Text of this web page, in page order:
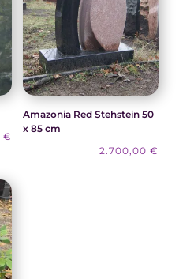
€
Amazonia Red Stehstein 50
x 85 cm
2.700,00€